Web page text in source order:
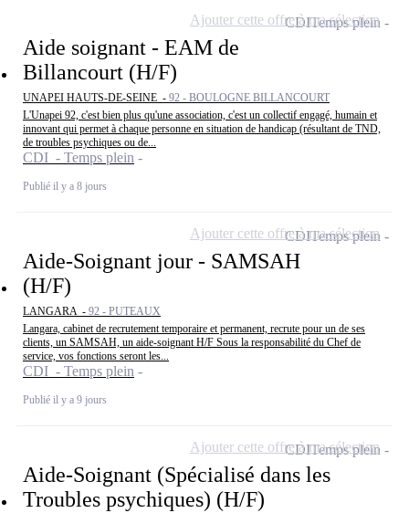
Aide soignant - EAM de
Billancourt (H/F)
UNAPEI HAUTS-DE-SEINE - 92 - BOULOGNE BILLANCOURT
L'Unapei 92, c'est bien plus qu'une association, c'est un collectif engagé, humain et
innovant qui permet à chaque personne en situation de handicap (résultant de TND,
de troubles psychiques ou de...
CDI - Temps plein
Publié il y a 8 jours
CDITemps plein
Ajouter cette offre à ma sélection
Aide-Soignant jour - SAMSAH
(H/F)
LANGARA - 92 - PUTEAUX
Langara, cabinet de recrutement temporaire et permanent, recrute pour un de ses
clients, un SAMSAH, un aide-soignant H/F Sous la responsabilité du Chef de
service, vos fonctions seront les...
CDI - Temps plein
Publié il y a 9 jours
CDITemps plein
Ajouter cette offre à ma sélection
Aide-Soignant (Spécialisé dans les
Troubles psychiques) (H/F)
CDITemps plein
Ajouter cette offre à ma sélection